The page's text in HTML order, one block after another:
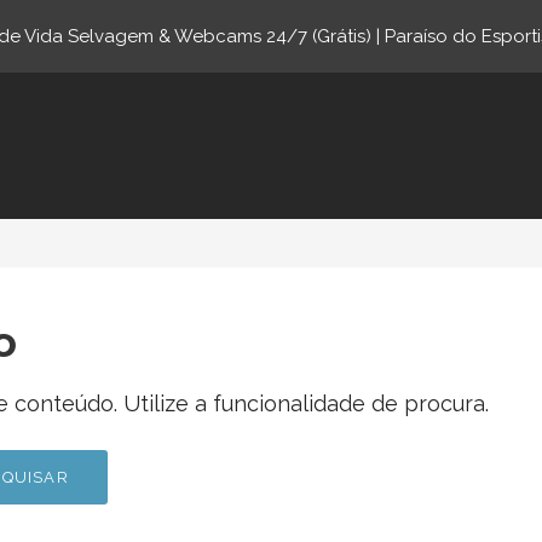
conteúdo. Utilize a funcionalidade de procura.
Vida Selvagem & Webcams 24/7 (Grátis) | Paraíso do